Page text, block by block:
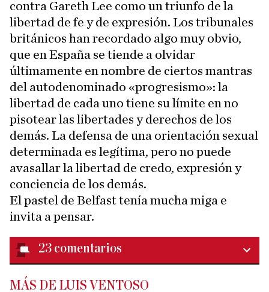
contra Gareth Lee como un triunfo de la
libertad de fe y de expresión. Los tribunales
británicos han recordado algo muy obvio,
que en España se tiende a olvidar
últimamente en nombre de ciertos mantras
del autodenominado «progresismo»: la
libertad de cada uno tiene su límite en no
pisotear las libertades y derechos de los
demás. La defensa de una orientación sexual
determinada es legítima, pero no puede
avasallar la libertad de credo, expresión y
conciencia de los demás.
El pastel de Belfast tenía mucha miga e
invita a pensar.
23 comentarios
MÁS DE LUIS VENTOSO